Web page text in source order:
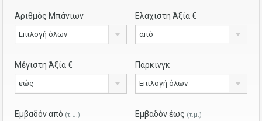
Αριθμός Μπάνιων
Επιλογή όλων
Ελάχιστη Άξία €
από
Μέγιστη Άξία €
εώς
Πάρκινγκ
Επιλογή όλων
Εμβαδόν από (τ.μ.) Εμβαδόν έως (τ.μ.)